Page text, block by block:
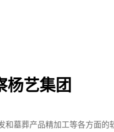
杨艺集团
和墓葬产品精加工等各方面的